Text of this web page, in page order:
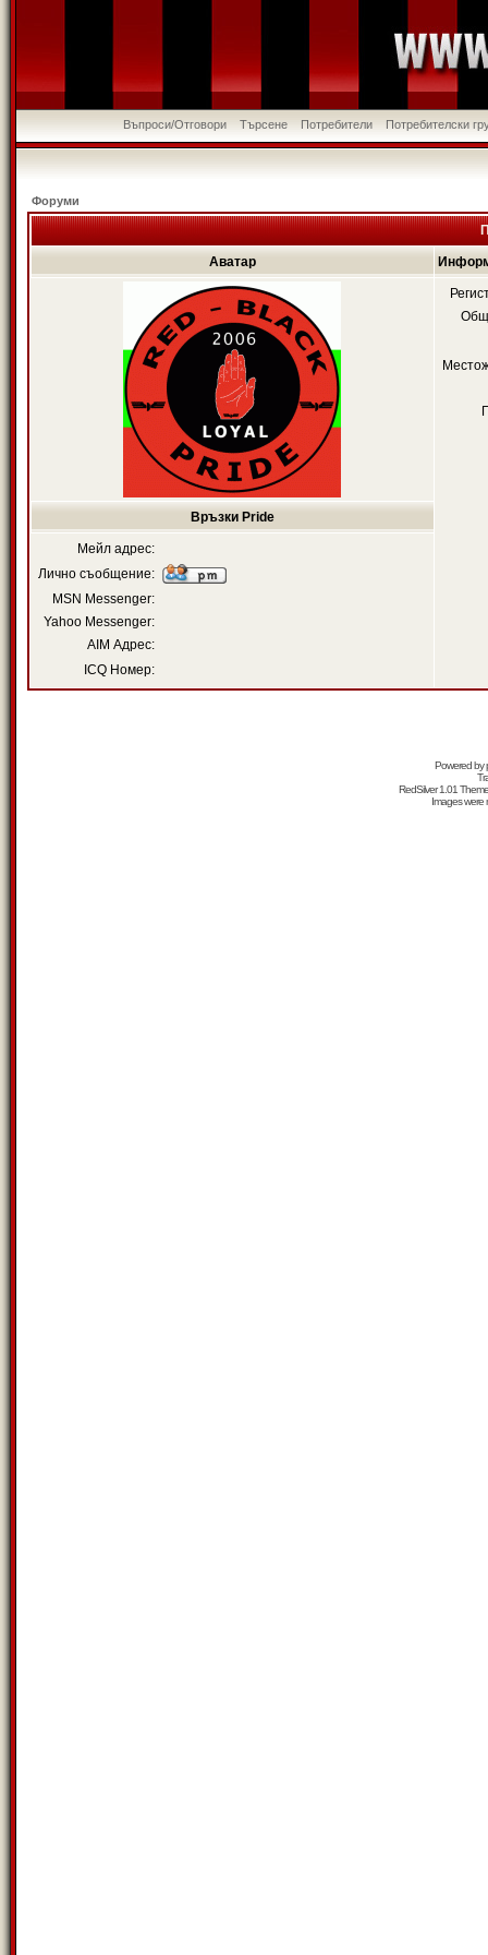
Въпроси/Отговори Търсене Потребители Потребителски
Форуми
Аватар
Връзки Pride
Мейл адрес:
Лично съобщение:
MSN Messenger:
Yahoo Messenger:
AIM Адрес:
ICQ Номер:
Powered by
RedSilver 1.01
Images were